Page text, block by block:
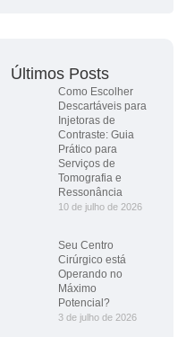
Últimos Posts
Como Escolher
Descartáveis para
Injetoras de
Contraste: Guia
Prático para
Serviços de
Tomografia e
Ressonância
10 de julho de 2026
Seu Centro
Cirúrgico está
Operando no
Máximo
Potencial?
3 de julho de 2026